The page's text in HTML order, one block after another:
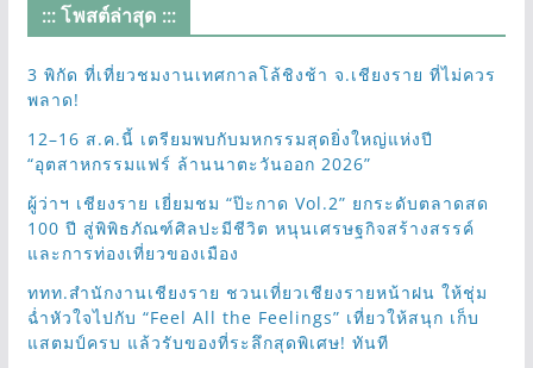
::: โพสต์ล่าสุด :::
3 พิกัด ที่เที่ยวชมงานเทศกาลโล้ชิงช้า จ.เชียงราย ที่ไม่ควร
พลาด!
12–16 ส.ค.นี้ เตรียมพบกับมหกรรมสุดยิ่งใหญ่แห่งปี
“อุตสาหกรรมแฟร์ ล้านนาตะวันออก 2026”
ผู้ว่าฯ เชียงราย เยี่ยมชม “ป๊ะกาด Vol.2” ยกระดับตลาดสด
100 ปี สู่พิพิธภัณฑ์ศิลปะมีชีวิต หนุนเศรษฐกิจสร้างสรรค์
และการท่องเที่ยวของเมือง
ททท.สำนักงานเชียงราย ชวนเที่ยวเชียงรายหน้าฝน ให้ชุ่ม
ฉ่ำหัวใจไปกับ “Feel All the Feelings” เที่ยวให้สนุก เก็บ
แสตมป์ครบ แล้วรับของที่ระลึกสุดพิเศษ! ทันที